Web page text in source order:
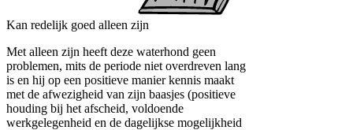
Kan redelijk goed alleen zijn
Met alleen zijn heeft deze waterhond geen
problemen, mits de periode niet overdreven lang
is en hij op een positieve manier kennis maakt
met de afwezigheid van zijn baasjes (positieve
houding bij het afscheid, voldoende
werkgelegenheid en de dagelijkse mogelijkheid